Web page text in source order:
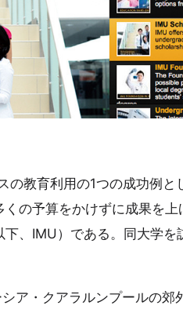
教育利用の1つの成功例と
の予算をかけずに成果を
、IMU）である。同大学を
ア・クアラルンプールの郊